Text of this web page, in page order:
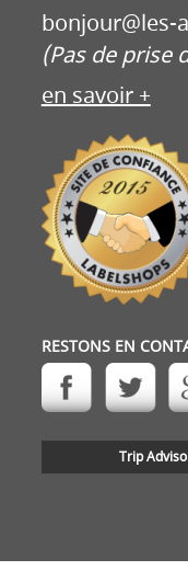
bonjour@les-
(Pas de prise
en savoir +
RESTONS EN
Trip